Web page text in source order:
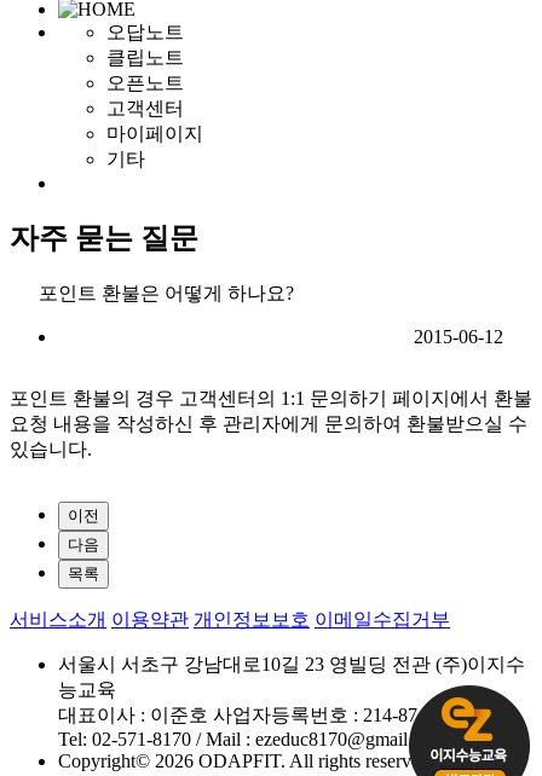
오답노트
클립노트
오픈노트
고객센터
마이페이지
기타
자주 묻는 질문
포인트 환불은 어떻게 하나요?
2015-06-12
포인트 환불의 경우 고객센터의 1:1 문의하기 페이지에서 환불
요청 내용을 작성하신 후 관리자에게 문의하여 환불받으실 수
있습니다.
이전
다음
목록
서비스소개 이용약관 개인정보보호 이메일수집거부
서울시 서초구 강남대로10길 23 영빌딩 전관 (주)이지수
능교육
대표이사 : 이준호 사업자등록번호 : 214-87-58927
Tel: 02-571-8170 / Mail : ezeduc8170@gmail.com
Copyright© 2026 ODAPFIT. All rights reserved.